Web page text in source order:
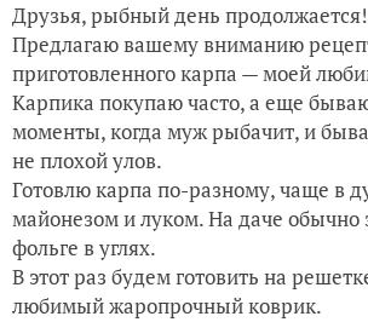
Друзья, рыбный день продолжается!
Предлагаю вашему вниманию
приготовленного карпа — моей
Карпика покупаю часто, а еще
моменты, когда муж рыбачит, и
не плохой улов.
Готовлю карпа по-разному, чаще в
майонезом и луком. На даче обычно
фольге в углях.
В этот раз будем готовить на
любимый жаропрочный коврик.